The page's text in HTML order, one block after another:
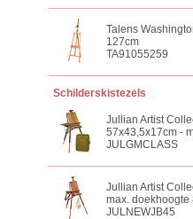
Talens
127cm
TA91055259
Schilderskistezels
Jullian Artist
57x43,5x17cm -
JULGMCLASS
Jullian Artist
max. doekhoogte
JULNEWJB45